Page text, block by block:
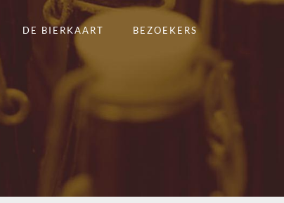
DE BIERKAART BEZOEKERS